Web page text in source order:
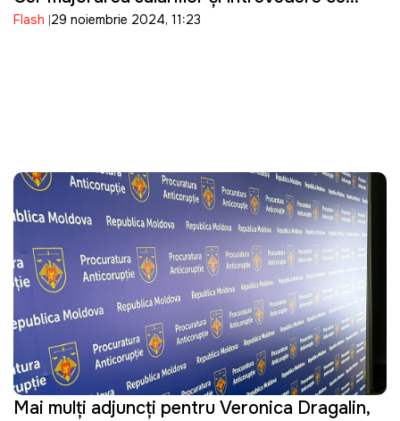
Recean
Flash 29 noiembrie 2024, 11:23
Mai mulți adjuncți pentru Veronica Dragalin,